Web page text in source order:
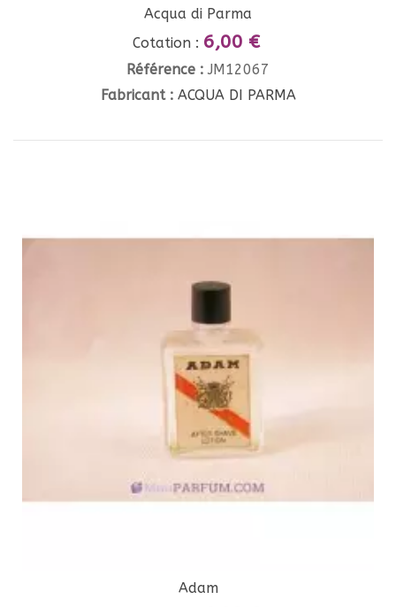
Acqua di Parma
Cotation : 6,00 €
Référence : JM12067
Fabricant : ACQUA DI PARMA
Adam